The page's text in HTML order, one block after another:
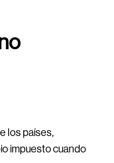
los países,
impuesto cuando